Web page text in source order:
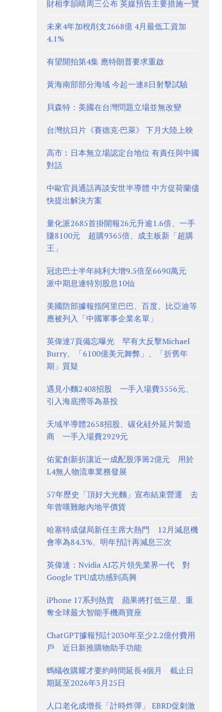
財相李韻晴周三公布 英媒預告主要措施一覽
未來4年加稅削支2668億 4月最低工資加
4.1%
有望開拍第4集 應特朗普要求重啟
黃海南部部分海域 今起一連8日射擊試驗
貝森特：美國在台灣問題立場並無改變
台灣抗日片《賽德克·巴萊》 下月大陸上映
高市︰日本無立場認定台地位 有責任與中國
對話
中歐官員通話再談安世半導體 中方促荷蘭儘
快提出解決方案
量化派2685首掛開報26元升逾1.6倍、一手
賺8100元 超購9365倍、成主板新「超購
王」
冠忠巴士半年純利大增9.5倍至6690萬元
派中期息連特別股息10仙
美國防部據報指阿里巴巴、百度、比亞迪等
應被列入「中國軍事企業名單」
英偉達7頁備忘曝光 罕有大反擊Michael
Burry、「6100億美元舞弊」、「折舊年
期」質疑
遇見小麵2408招股 一手入場費3556元、
引入海底撈等為基投
天域半導體2658招股、碳化硅外延片製造
商 一手入場費2929元
佑駕創新折讓近一成配股淨籌2億元 用於
L4無人物流車業務發展
57年歷史「頂好大光麵」宣布結束營運 去
年曾嘆難敵內地平價貨
哈塞特成儲局新任主席大熱門 12月減息機
會率為84.3%、明年預計再減息三次
英偉達：Nvidia AI芯片領先業界一代 對
Google TPU成功感到高興
iPhone 17系列熱賣 蘋果將打低三星、重
奪全球最大智能手機商寶座
ChatGPT據報預計2030年至少2.2億付費用
戶 近日新推購物助手功能
螞蟻收購耀才要約時間延長4個月 截止日
期延至2026年3月25日
人口老化成增長「計時炸彈」 EBRD促刺激